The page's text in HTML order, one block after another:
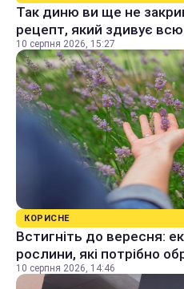
Так диню ви ще не
рецепт, який здивує
10 серпня 2026, 15:27
КОРИСНЕ
Встигніть до вересня:
рослини, які потрібно
10 серпня 2026, 14:46